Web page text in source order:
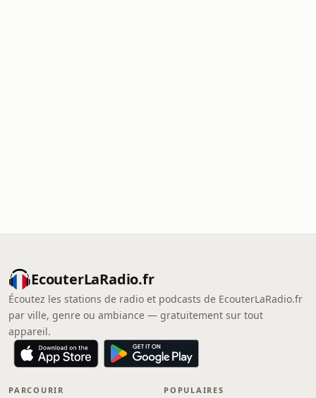
EcouterLaRadio.fr
Écoutez les stations de radio et podcasts de EcouterLaRadio.fr
par ville, genre ou ambiance — gratuitement sur tout
appareil.
PARCOURIR POPULAIRES